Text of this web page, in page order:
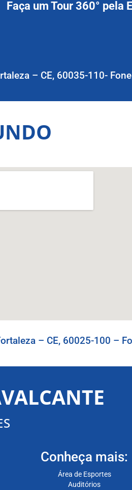
Faça um Tour 360° pela
– CE, 60035-110-
– CE, 60025-100 –
Conheça mais:
Área de Esportes
Auditórios